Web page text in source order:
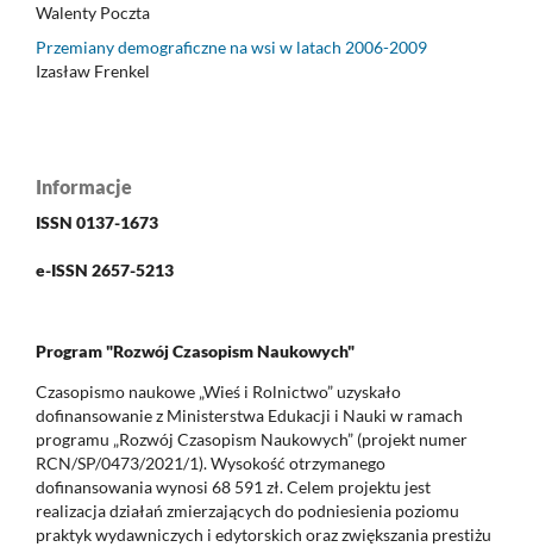
Walenty Poczta
Przemiany demograficzne na wsi w latach 2006-2009
Izasław Frenkel
Informacje
ISSN 0137-1673
e-ISSN 2657-5213
Program "Rozwój Czasopism Naukowych"
Czasopismo naukowe „Wieś i Rolnictwo” uzyskało
dofinansowanie z Ministerstwa Edukacji i Nauki w ramach
programu „Rozwój Czasopism Naukowych” (projekt numer
RCN/SP/0473/2021/1). Wysokość otrzymanego
dofinansowania wynosi 68 591 zł. Celem projektu jest
realizacja działań zmierzających do podniesienia poziomu
praktyk wydawniczych i edytorskich oraz zwiększania prestiżu